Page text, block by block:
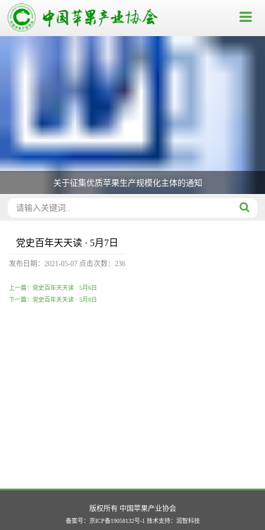
关于征集优质苹果生产规模化主体的通知
党史百年天天读 · 5月7日
发布日期：2021-05-07 点击次数： 236
上一篇：党史百年天天读 · 5月6日
下一篇：党史百年天天读 · 5月8日
版权所有 中国苹果产业协会
备案号：京ICP备19058132号-1 技术支持： 润智科技